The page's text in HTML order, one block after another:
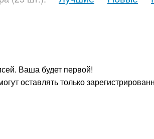
Ваша будет первой!
оставлять только